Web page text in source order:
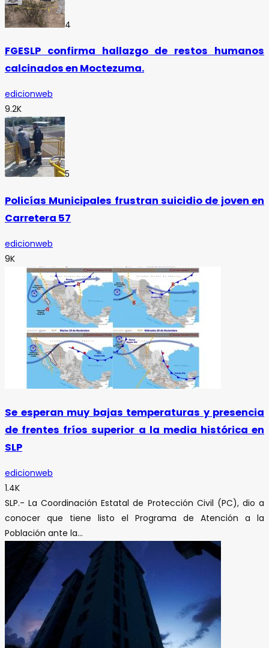
4
FGESLP confirma hallazgo de restos humanos
calcinados en Moctezuma.
edicionweb
9.2K
5
Policías Municipales frustran suicidio de joven en
Carretera 57
edicionweb
9K
Se esperan muy bajas temperaturas y presencia
de frentes fríos superior a la media histórica en
SLP
edicionweb
1.4K
SLP.- La Coordinación Estatal de Protección Civil (PC), dio a
conocer que tiene listo el Programa de Atención a la
Población ante la...